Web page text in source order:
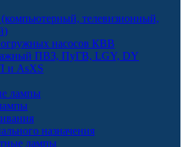
(компьютерный, телевизионный,
насосов КВВ
ПВЗ, ПуГВ, LGY, DY
и AsXS
лампы
назначения
лампы